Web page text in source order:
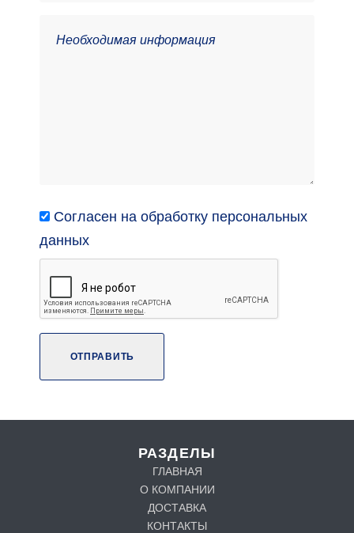
Согласен на обработку персональных
данных
ОТПРАВИТЬ
РАЗДЕЛЫ
ГЛАВНАЯ
О КОМПАНИИ
ДОСТАВКА
КОНТАКТЫ